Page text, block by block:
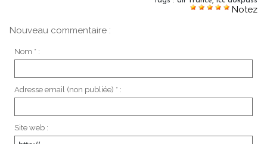
Notez
Nouveau commentaire :
Nom * :
Adresse email (non publiée) * :
Site web :